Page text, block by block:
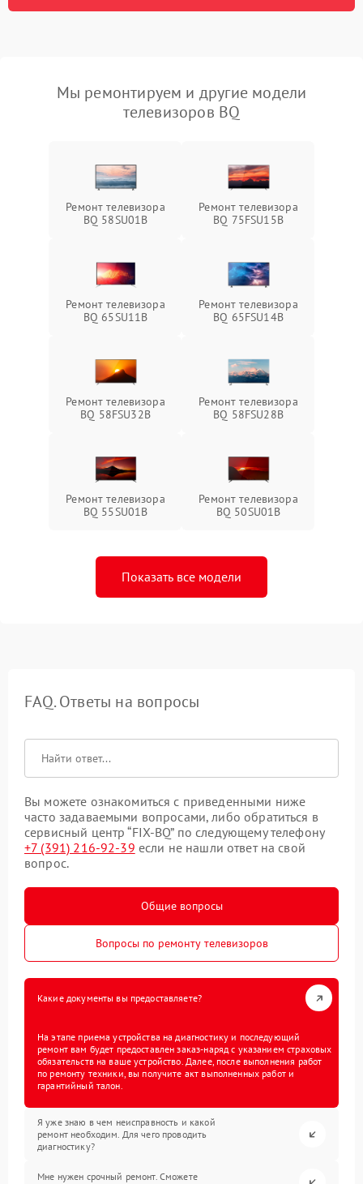
Мы ремонтируем и другие модели
телевизоров BQ
Ремонт телевизора
BQ 58SU01B
Ремонт телевизора
BQ 75FSU15B
Ремонт телевизора
BQ 65SU11B
Ремонт телевизора
BQ 65FSU14B
Ремонт телевизора
BQ 58FSU32B
Ремонт телевизора
BQ 58FSU28B
Ремонт телевизора
BQ 55SU01B
Ремонт телевизора
BQ 50SU01B
Показать все модели
FAQ. Ответы на вопросы
Вы можете ознакомиться с приведенными ниже
часто задаваемыми вопросами, либо обратиться в
сервисный центр “FIX-BQ” по следующему телефону
+7 (391) 216-92-39 если не нашли ответ на свой
вопрос.
Общие вопросы
Вопросы по ремонту телевизоров
Какие документы вы предоставляете?
На этапе приема устройства на диагностику и последующий
ремонт вам будет предоставлен заказ-наряд с указанием страховых
обязательств на ваше устройство. Далее, после выполнения работ
по ремонту техники, вы получите акт выполненных работ и
гарантийный талон.
Я уже знаю в чем неисправность и какой
ремонт необходим. Для чего проводить
диагностику?
Мне нужен срочный ремонт. Сможете